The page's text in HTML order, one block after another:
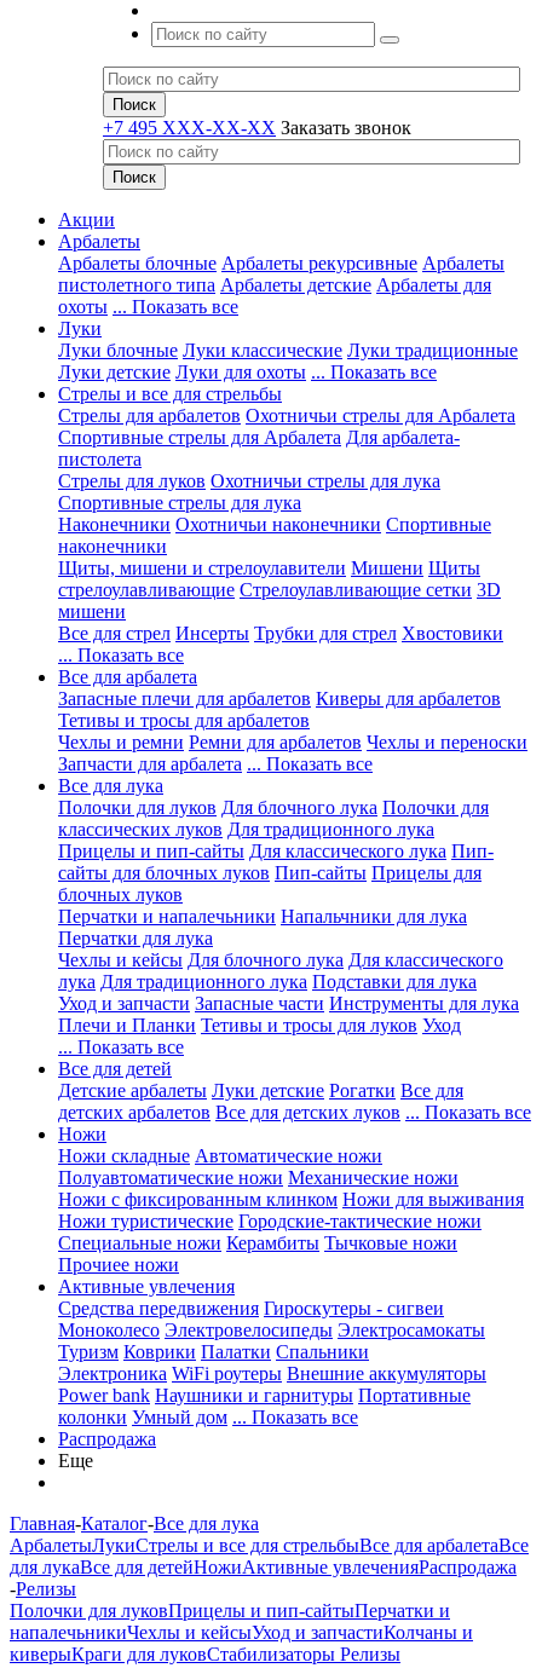
+7 495 XXX-XX-XX Заказать звонок
Акции
Арбалеты
Арбалеты блочные Арбалеты рекурсивные Арбалеты
пистолетного типа Арбалеты детские Арбалеты для
охоты ... Показать все
Луки
Луки блочные Луки классические Луки традиционные
Луки детские Луки для охоты ... Показать все
Стрелы и все для стрельбы
Стрелы для арбалетов Охотничьи стрелы для Арбалета
Спортивные стрелы для Арбалета Для арбалета-
пистолета
Стрелы для луков Охотничьи стрелы для лука
Спортивные стрелы для лука
Наконечники Охотничьи наконечники Спортивные
наконечники
Щиты, мишени и стрелоулавители Мишени Щиты
стрелоулавливающие Стрелоулавливающие сетки 3D
мишени
Все для стрел Инсерты Трубки для стрел Хвостовики
... Показать все
Все для арбалета
Запасные плечи для арбалетов Киверы для арбалетов
Тетивы и тросы для арбалетов
Чехлы и ремни Ремни для арбалетов Чехлы и переноски
Запчасти для арбалета ... Показать все
Все для лука
Полочки для луков Для блочного лука Полочки для
классических луков Для традиционного лука
Прицелы и пип-сайты Для классического лука Пип-
сайты для блочных луков Пип-сайты Прицелы для
блочных луков
Перчатки и напалечьники Напальчники для лука
Перчатки для лука
Чехлы и кейсы Для блочного лука Для классического
лука Для традиционного лука Подставки для лука
Уход и запчасти Запасные части Инструменты для лука
Плечи и Планки Тетивы и тросы для луков Уход
... Показать все
Все для детей
Детские арбалеты Луки детские Рогатки Все для
детских арбалетов Все для детских луков ... Показать все
Ножи
Ножи складные Автоматические ножи
Полуавтоматические ножи Механические ножи
Ножи с фиксированным клинком Ножи для выживания
Ножи туристические Городские-тактические ножи
Специальные ножи Керамбиты Тычковые ножи
Прочиее ножи
Активные увлечения
Средства передвижения Гироскутеры - сигвеи
Моноколесо Электровелосипеды Электросамокаты
Туризм Коврики Палатки Спальники
Электроника WiFi роутеры Внешние аккумуляторы
Power bank Наушники и гарнитуры Портативные
колонки Умный дом ... Показать все
Распродажа
Еще
Главная-Каталог-Все для лука
АрбалетыЛукиСтрелы и все для стрельбыВсе для арбалетаВсе
для лукаВсе для детейНожиАктивные увлеченияРаспродажа
-Релизы
Полочки для луковПрицелы и пип-сайтыПерчатки и
напалечьникиЧехлы и кейсыУход и запчастиКолчаны и
киверыКраги для луковСтабилизаторы Релизы